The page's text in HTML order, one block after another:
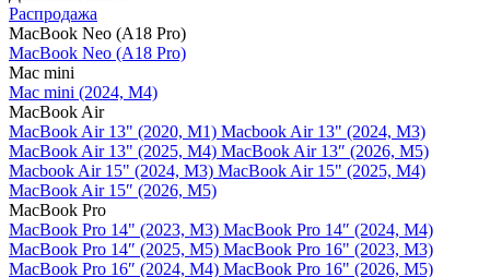
Распродажа
MacBook Neo (A18 Pro)
MacBook Neo (A18 Pro)
Mac mini
Mac mini (2024, M4)
MacBook Air
MacBook Air 13" (2020, M1) Macbook Air 13" (2024, M3)
MacBook Air 13" (2025, M4) MacBook Air 13″ (2026, M5)
Macbook Air 15" (2024, M3) MacBook Air 15" (2025, M4)
MacBook Air 15″ (2026, M5)
MacBook Pro
MacBook Pro 14" (2023, M3) MacBook Pro 14″ (2024, M4)
MacBook Pro 14″ (2025, M5) MacBook Pro 16" (2023, M3)
MacBook Pro 16″ (2024, M4) MacBook Pro 16" (2026, M5)